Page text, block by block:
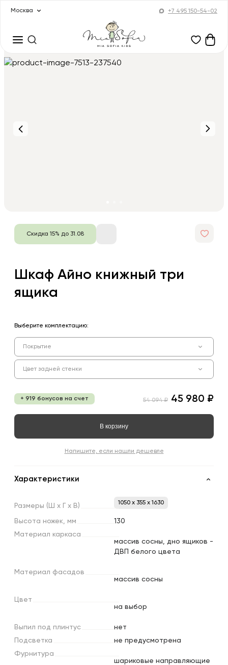
Москва +7 495 150-54-02
Скидка 15% до 31.08
Шкаф Айно книжный три
ящика
Выберите комплектацию:
Покрытие
Цвет задней стенки
+ 919 бонусов на счет 54 094 ₽ 45 980 ₽
В корзину
Напишите, если нашли дешевле
Характеристики
Размеры (Ш х х В) 1050 x 355 x 1630
Высота ножек, мм
130
Материал каркаса
массив сосны, дно ящиков -
ДВП белого цвета
Материал фасадов
массив сосны
Цвет
на выбор
Выпил под плинтус
нет
Подсветка
не предусмотрена
Фурнитура
шариковые направляющие